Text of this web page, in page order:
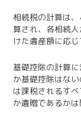
相続税の計算は
算され、各相続
けた遺産額に応じ
基礎控除の計算
か基礎控除はな
は課税されるす
か遺贈であるかは